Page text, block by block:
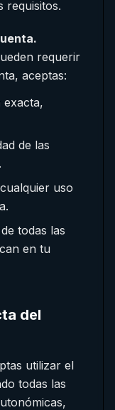
requisitos.
requerir
aceptas:
de las
uso
todas las
en tu
del
utilizar el
todas las